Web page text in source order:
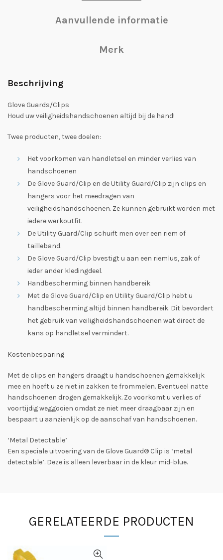
Aanvullende informatie
Merk
Beschrijving
Glove Guards/Clips
Houd uw veiligheidshandschoenen altijd bij de hand!
Twee producten, twee doelen:
Het voorkomen van handletsel en minder verlies van
handschoenen
De Glove Guard/Clip en de Utility Guard/Clip zijn clips en
hangers voor het meedragen van
veiligheidshandschoenen. Ze kunnen gebruikt worden met
iedere werkoutfit.
De Utility Guard/Clip schuift men over een riem of
tailleband.
De Glove Guard/Clip bvestigt u aan een riemlus, zak of
ieder ander kledingdeel.
Handbescherming binnen handbereik
Met de Glove Guard/Clip en Utility Guard/Clip hebt u
handbescherming altijd binnen handbereik. Dit bevordert
het gebruik van veiligheidshandschoenen wat direct de
kans op handletsel vermindert.
Kostenbesparing
Met de clips en hangers draagt u handschoenen gemakkelijk
mee en hoeft u ze niet in zakken te frommelen. Eventueel natte
handschoenen drogen gemakkelijk. Zo voorkomt u verlies of
voortijdig weggooien omdat ze niet meer draagbaar zijn en
bespaart u aanzienlijk op de aanschaf van handschoenen.
‘Metal Detectable’
Een speciale uitvoering van de Glove Guard® Clip is ‘metal
detectable’. Deze is alleen leverbaar in de kleur mid-blue.
GERELATEERDE PRODUCTEN